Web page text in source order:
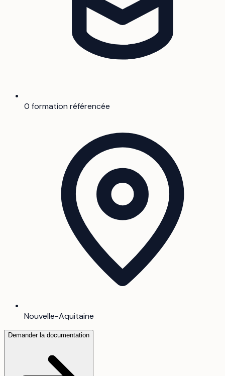
0 formation référencée
Nouvelle-Aquitaine
Demander la documentation